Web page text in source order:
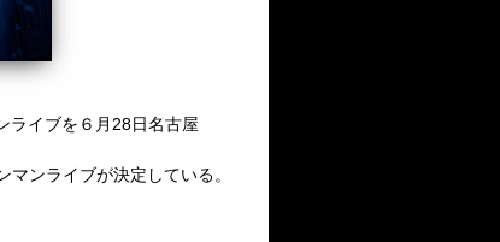
ライブを６月28日名古屋
ンライブが決定している。